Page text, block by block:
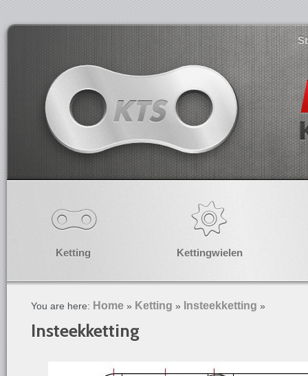
Ketting Kettingwielen
You are here: Home » Ketting » Insteekketting »
Insteekketting